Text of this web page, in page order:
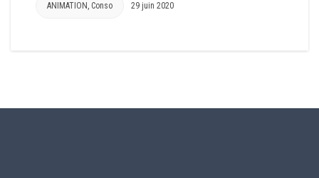
ANIMATION , Conso 29 juin 2020